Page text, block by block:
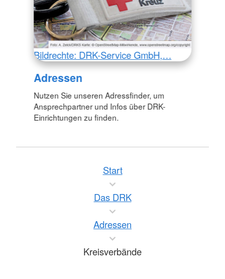
Bildrechte: DRK-Service GmbH,…
Adressen
Nutzen Sie unseren Adressfinder, um
Ansprechpartner und Infos über DRK-
Einrichtungen zu finden.
Start
Das DRK
Adressen
Kreisverbände